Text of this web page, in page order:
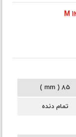
85 ( mm )
تمام دنده